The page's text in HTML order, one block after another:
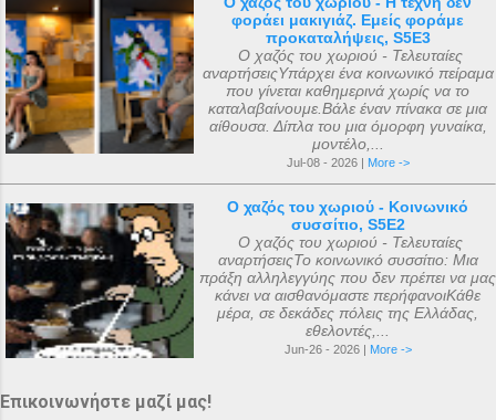
φοράει μακιγιάζ. Εμείς φοράμε
προκαταλήψεις, S5E3
Ο χαζός του χωριού - Τελευταίες
αναρτήσειςΥπάρχει ένα κοινωνικό πείραμα
που γίνεται καθημερινά χωρίς να το
καταλαβαίνουμε.Βάλε έναν πίνακα σε μια
αίθουσα. Δίπλα του μια όμορφη γυναίκα,
μοντέλο,...
Jul-08 - 2026 | More ->
Ο χαζός του χωριού - Κοινωνικό
συσσίτιο, S5E2
Ο χαζός του χωριού - Τελευταίες
αναρτήσειςΤο κοινωνικό συσσίτιο: Μια
πράξη αλληλεγγύης που δεν πρέπει να μας
κάνει να αισθανόμαστε περήφανοιΚάθε
μέρα, σε δεκάδες πόλεις της Ελλάδας,
εθελοντές,...
Jun-26 - 2026 | More ->
Επικοινωνήστε μαζί μας!